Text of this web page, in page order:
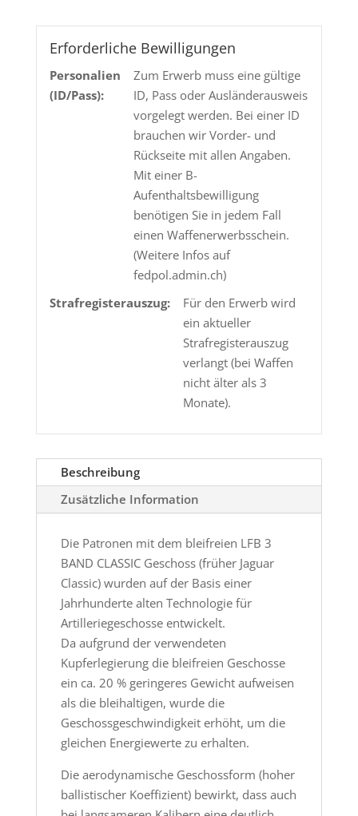
g
Menge
Erforderliche Bewilligungen
Personalien
(ID/Pass):
Zum Erwerb muss eine gültige
ID, Pass oder Ausländerausweis
vorgelegt werden. Bei einer ID
brauchen wir Vorder- und
Rückseite mit allen Angaben.
Mit einer B-
Aufenthaltsbewilligung
benötigen Sie in jedem Fall
einen Waffenerwerbsschein.
(Weitere Infos auf
fedpol.admin.ch)
Strafregisterauszug:
Für den Erwerb wird
ein aktueller
Strafregisterauszug
verlangt (bei Waffen
nicht älter als 3
Monate).
Beschreibung
Zusätzliche Information
Die Patronen mit dem bleifreien LFB 3
BAND CLASSIC Geschoss (früher Jaguar
Classic) wurden auf der Basis einer
Jahrhunderte alten Technologie für
Artilleriegeschosse entwickelt.
Da aufgrund der verwendeten
Kupferlegierung die bleifreien Geschosse
ein ca. 20 % geringeres Gewicht aufweisen
als die bleihaltigen, wurde die
Geschossgeschwindigkeit erhöht, um die
gleichen Energiewerte zu erhalten.
Die aerodynamische Geschossform (hoher
ballistischer Koeffizient) bewirkt, dass auch